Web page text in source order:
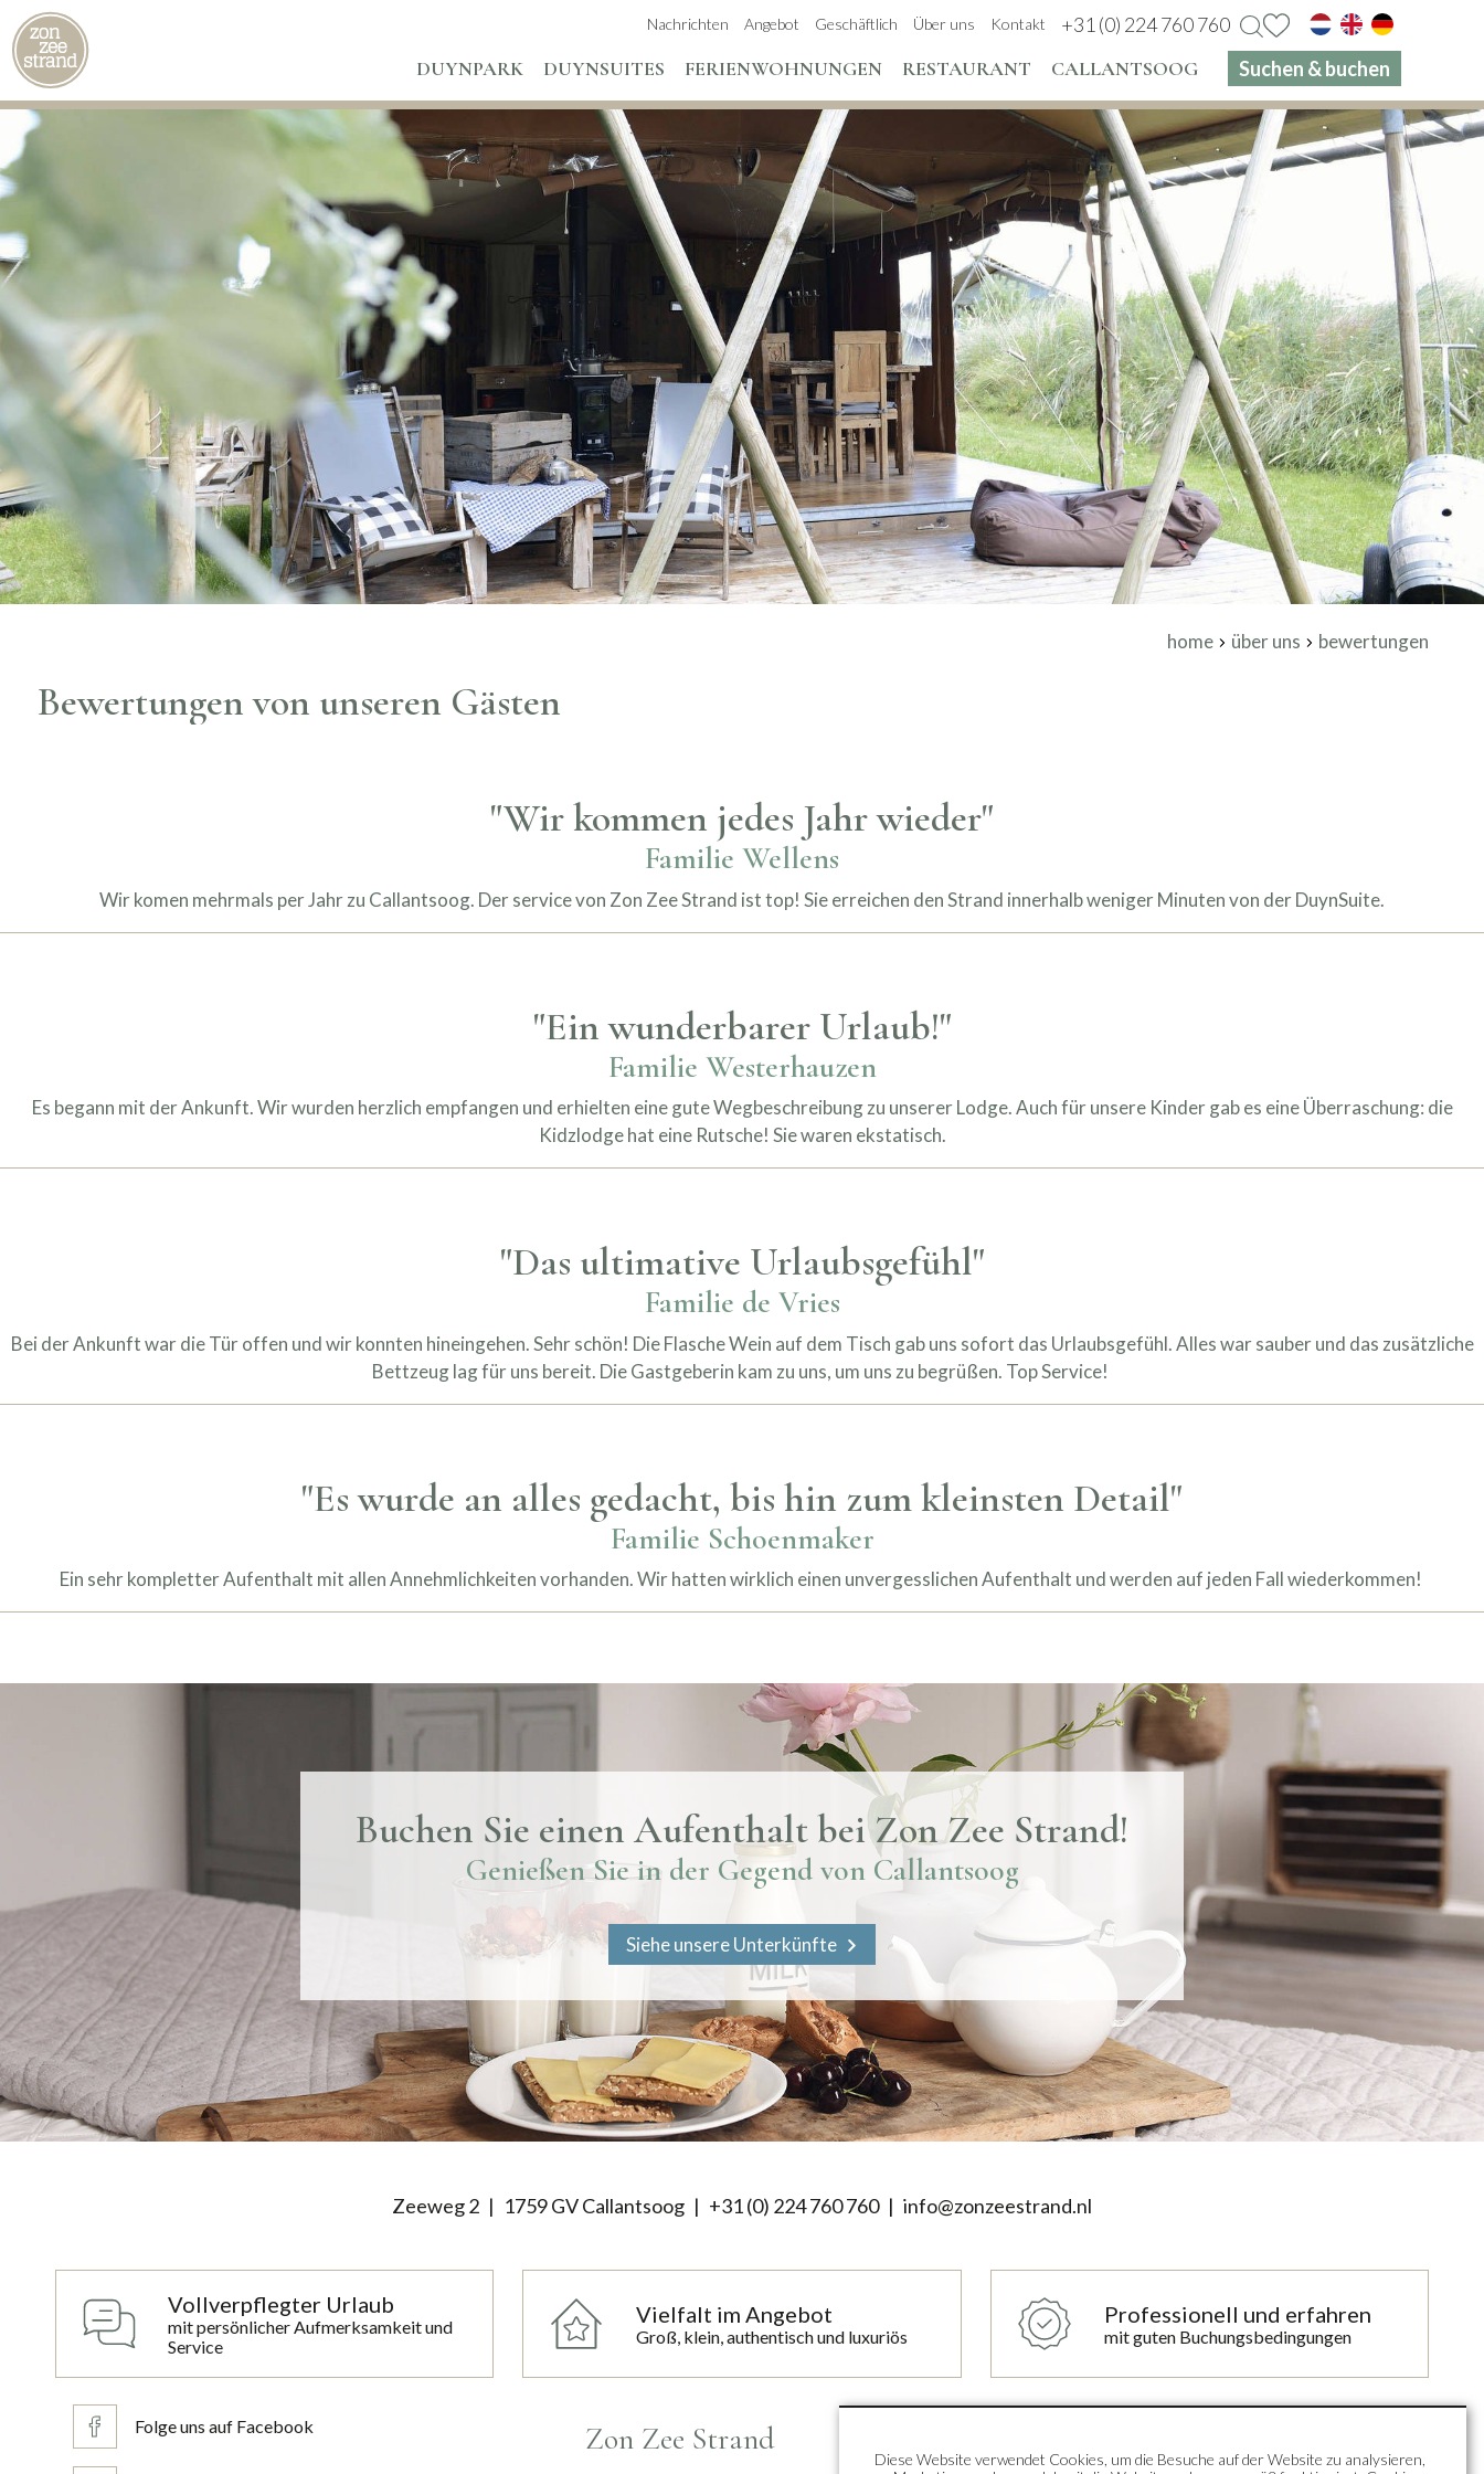
DUYNPARK DUYNSUITES FERIENWOHNUNGEN RESTAURANT CALLANTSOOG
Nachrichten Angebot Geschäftlich Über uns Kontakt
+31 (0) 224 760 760
Suchen & buchen
home über uns bewertungen
Bewertungen von unseren Gästen
"Wir kommen jedes Jahr wieder"
Familie Wellens
Wir komen mehrmals per Jahr zu Callantsoog. Der service von Zon Zee Strand ist top! Sie erreichen den Strand innerhalb weniger Minuten von der DuynSuite.
"Ein wunderbarer Urlaub!"
Familie Westerhauzen
Es begann mit der Ankunft. Wir wurden herzlich empfangen und erhielten eine gute Wegbeschreibung zu unserer Lodge. Auch für unsere Kinder gab es eine Überraschung: die
Kidzlodge hat eine Rutsche! Sie waren ekstatisch.
"Das ultimative Urlaubsgefühl"
Familie de Vries
Bei der Ankunft war die Tür offen und wir konnten hineingehen. Sehr schön! Die Flasche Wein auf dem Tisch gab uns sofort das Urlaubsgefühl. Alles war sauber und das zusätzliche
Bettzeug lag für uns bereit. Die Gastgeberin kam zu uns, um uns zu begrüßen. Top Service!
"Es wurde an alles gedacht, bis hin zum kleinsten Detail"
Familie Schoenmaker
Ein sehr kompletter Aufenthalt mit allen Annehmlichkeiten vorhanden. Wir hatten wirklich einen unvergesslichen Aufenthalt und werden auf jeden Fall wiederkommen!
Buchen Sie einen Aufenthalt bei Zon Zee Strand!
Genießen Sie in der Gegend von Callantsoog
Siehe unsere Unterkünfte
Zeeweg 2 1759 GV Callantsoog +31 (0) 224 760 760 info@zonzeestrand.nl
Vollverpflegter Urlaub
mit persönlicher Aufmerksamkeit und
Service
Vielfalt im Angebot
Groß, klein, authentisch und luxuriös
Professionell und erfahren
mit guten Buchungsbedingungen
Folge uns auf Facebook Zon Zee Strand
Diese Website verwendet Cookies, um die Besuche auf der Website zu analysieren,